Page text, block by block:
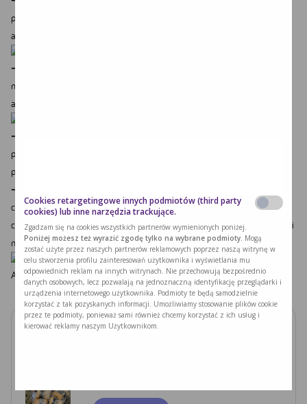
przeróżnych wydaniach — z kalafiora, z ogórka, klasyczny, gazpacho z
arbuza…
➔ „Vege Bowl”. Idealne rozwiązanie na obiad czy do pracy. Często robię je
nie tylko latem, więc już na pewno to rozwiązanie znacie ? Podstawa to ryż,
a reszta to już nasza fantazja
➔ Lekkie obiady, np. makaron z blanszowanej cukinii, z dodatkiem
pomidorów malinowych, cebulki, oliwek i kaparów. Pyszna prostota
przygotowana w kilka minut.
➔ Jeszcze lżejsze kolacje… ? Uwielbiam pomidory malinowe! I bardzo się
cieszę, że już ten smak jest dostępny. Najbardziej lubię je po prostu z
cebulką, oliwą z dodatkiem soli i pieprzu. Do tego kromka chleba i więcej mi
nie trzeba… ?
A jak Wy radzicie sobie z upałami? Jakie smaki kojarzą Wam się z latem?
Cookies retargetingowe innych podmiotów (third party
cookies) lub inne narzędzia trackujące.
Zgadzam się na cookies wszystkich partnerów wymienionych poniżej.
Poniżej możesz też wyrazić zgodę tylko na wybrane podmioty. Mogą
zostać użyte przez naszych partnerów reklamowych poprzez naszą witrynę w
celu stworzenia profilu zainteresowań użytkownika i wyświetlania mu
odpowiednich reklam na innych witrynach. Nie przechowują bezpośrednio
danych osobowych, lecz pozwalają na jednoznaczną identyfikację przeglądarki i
urządzenia internetowego użytkownika. Podmioty te będą samodzielnie
korzystać z tak pozyskanych informacji. Umożliwiamy stosowanie plików cookie
przez te podmioty, ponieważ sami również chcemy korzystać z ich usług i
kierować reklamy naszym Użytkownikom.